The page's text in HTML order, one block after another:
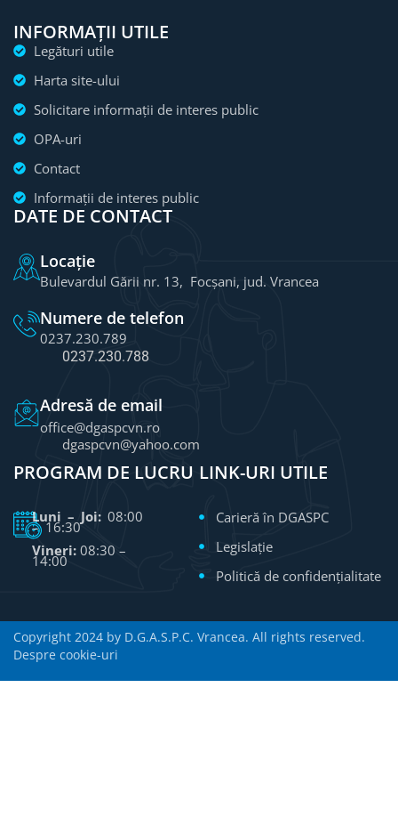
INFORMAȚII UTILE
Legături utile
Harta site-ului
Solicitare informații de interes public
OPA-uri
Contact
Informații de interes public
DATE DE CONTACT
Locație
Bulevardul Gării nr. 13, Focșani, jud. Vrancea
Numere de telefon
0237.230.789
0237.230.788
Adresă de email
office@dgaspcvn.ro
dgaspcvn@yahoo.com
PROGRAM DE LUCRU
Luni – Joi: 08:00
– 16:30
Vineri: 08:30 –
14:00
LINK-URI UTILE
Carieră în DGASPC
Legislație
Politică de confidențialitate
Copyright 2024 by D.G.A.S.P.C. Vrancea. All rights reserved.
Despre cookie-uri